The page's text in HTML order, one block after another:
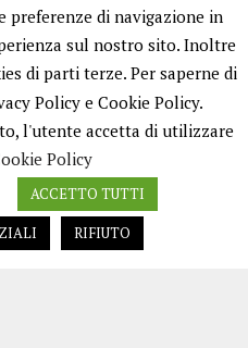
di navigazione in
sul nostro sito. Inoltre
di parti terze. Per saperne di
Policy e Cookie Policy.
l'utente accetta di utilizzare
Policy
ACCETTO TUTTI
RIFIUTO